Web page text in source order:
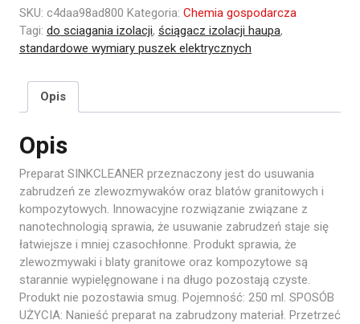
SKU: c4daa98ad800 Kategoria: Chemia gospodarcza
Tagi: do sciagania izolacji, ściągacz izolacji haupa,
standardowe wymiary puszek elektrycznych
Opis
Opis
Preparat SINKCLEANER przeznaczony jest do usuwania
zabrudzeń ze zlewozmywaków oraz blatów granitowych i
kompozytowych. Innowacyjne rozwiązanie związane z
nanotechnologią sprawia, że usuwanie zabrudzeń staje się
łatwiejsze i mniej czasochłonne. Produkt sprawia, że
zlewozmywaki i blaty granitowe oraz kompozytowe są
starannie wypielęgnowane i na długo pozostają czyste.
Produkt nie pozostawia smug. Pojemność: 250 ml. SPOSÓB
UŻYCIA: Nanieść preparat na zabrudzony materiał. Przetrzeć